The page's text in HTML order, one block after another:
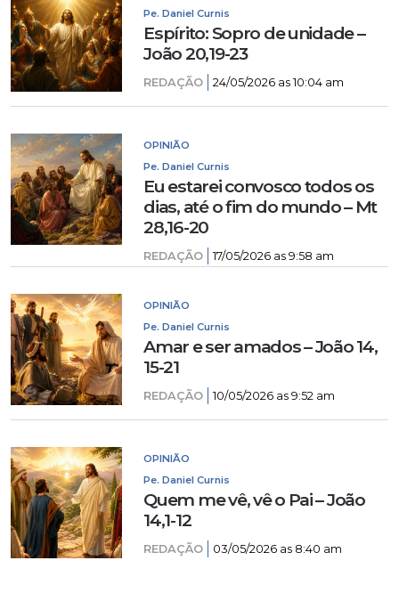
Pe. Daniel Curnis
Espírito: Sopro de unidade –
João 20,19-23
REDAÇÃO 24/05/2026 as 10:04 am
OPINIÃO
Pe. Daniel Curnis
Eu estarei convosco todos os
dias, até o fim do mundo – Mt
28,16-20
REDAÇÃO 17/05/2026 as 9:58 am
OPINIÃO
Pe. Daniel Curnis
Amar e ser amados – João 14,
15-21
REDAÇÃO 10/05/2026 as 9:52 am
OPINIÃO
Pe. Daniel Curnis
Quem me vê, vê o Pai – João
14,1-12
REDAÇÃO 03/05/2026 as 8:40 am